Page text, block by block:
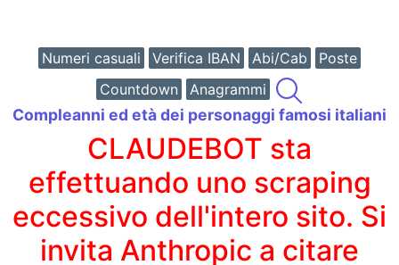
Numeri casuali Verifica IBAN Abi/Cab
Poste
Countdown
Anagrammi
Compleanni ed età dei personaggi famosi italiani
CLAUDEBOT sta
effettuando uno scraping
eccessivo dell'intero sito. Si
invita Anthropic a citare